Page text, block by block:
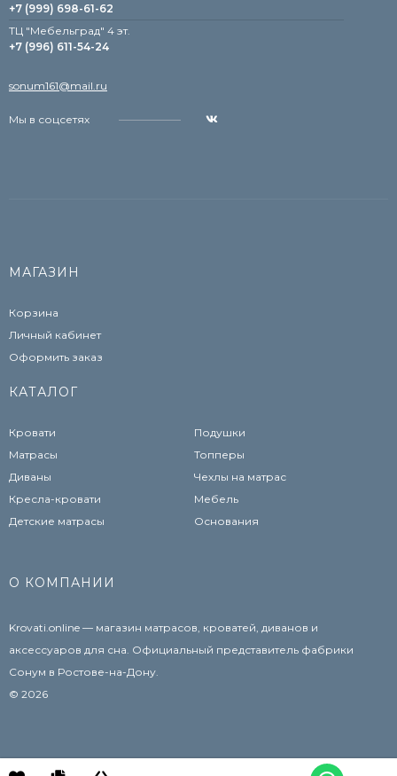
+7 (999) 698-61-62
TЦ "Мебельград" 4 эт.
+7 (996) 611-54-24
sonum161@mail.ru
Мы в соцсетях
МАГАЗИН
Корзина
Личный кабинет
Оформить заказ
КАТАЛОГ
Кровати
Матрасы
Диваны
Кресла-кровати
Детские матрасы
Подушки
Топперы
Чехлы на матрас
Мебель
Основания
О КОМПАНИИ
Krovati.online — магазин матрасов, кроватей, диванов и
аксессуаров для сна. Официальный представитель фабрики
Сонум в Ростове-на-Дону.
© 2026